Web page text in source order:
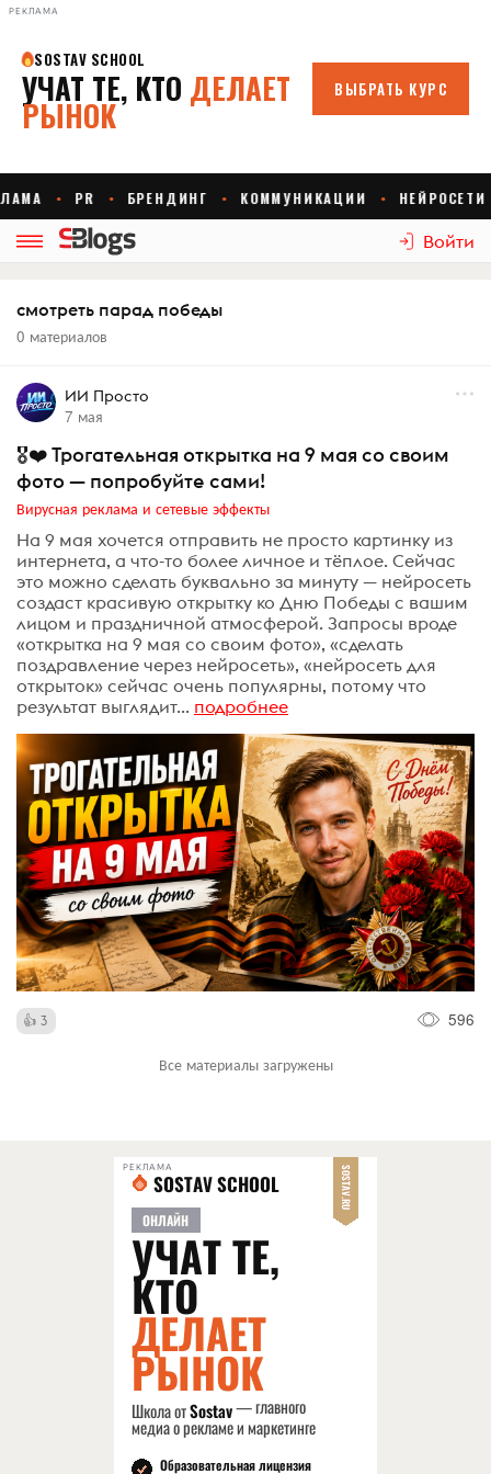
РЕКЛАМА
Войти
смотреть парад победы
0 материалов
ИИ Просто
7 мая
🎖❤️ Трогательная открытка на 9 мая со своим
фото — попробуйте сами!
Вирусная реклама и сетевые эффекты
На 9 мая хочется отправить не просто картинку из
интернета, а что-то более личное и тёплое. Сейчас
это можно сделать буквально за минуту — нейросеть
создаст красивую открытку ко Дню Победы с вашим
лицом и праздничной атмосферой. Запросы вроде
«открытка на 9 мая со своим фото», «сделать
поздравление через нейросеть», «нейросеть для
открыток» сейчас очень популярны, потому что
результат выглядит... подробнее
3 596
Все материалы загружены
РЕКЛАМА